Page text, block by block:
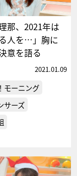
那、2021年は
る人を…」胸に
意を語る
2021.01.09
モーニング
サーズ